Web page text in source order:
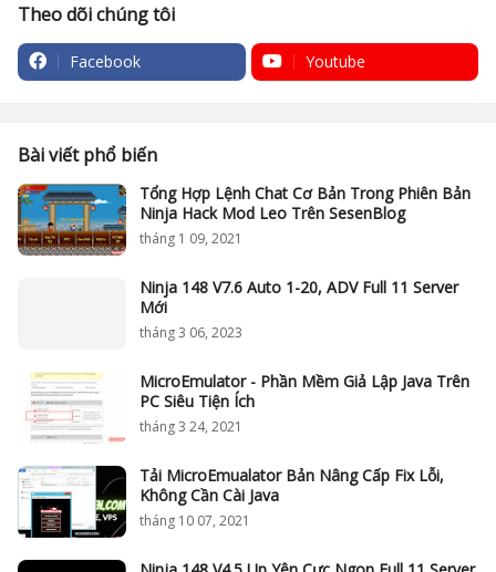
Theo dõi chúng tôi
Facebook Youtube
Bài viết phổ biến
Tổng Hợp Lệnh Chat Cơ Bản Trong Phiên Bản
Ninja Hack Mod Leo Trên SesenBlog
tháng 1 09, 2021
Ninja 148 V7.6 Auto 1-20, ADV Full 11 Server
Mới
tháng 3 06, 2023
MicroEmulator - Phần Mềm Giả Lập Java Trên
PC Siêu Tiện Ích
tháng 3 24, 2021
Tải MicroEmualator Bản Nâng Cấp Fix Lỗi,
Không Cần Cài Java
tháng 10 07, 2021